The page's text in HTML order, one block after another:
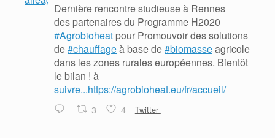
Dernière rencontre studieuse à Rennes
des partenaires du Programme H2020
#Agrobioheat pour Promouvoir des solutions
de#chauffageà base de#biomasseagricole
dans les zones rurales européennes. Bientôt
le bilan ! à
suivre...https://agrobioheat.eu/fr/accueil/
3 4 Twitter